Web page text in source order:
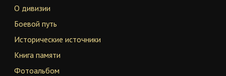
О дивизии
Боевой путь
Исторические источники
Книга памяти
Фотоальбом